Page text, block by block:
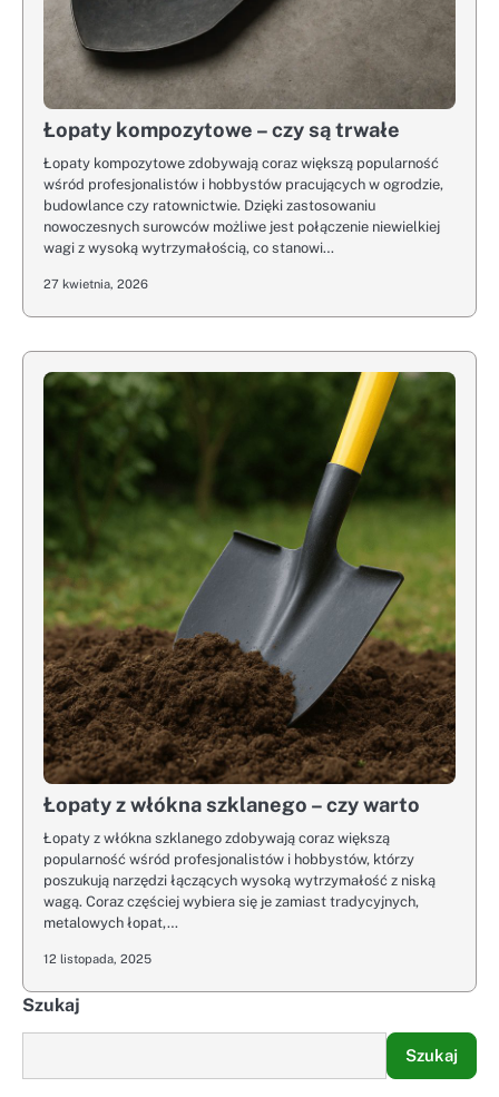
Łopaty kompozytowe – czy są trwałe
Łopaty kompozytowe zdobywają coraz większą popularność
wśród profesjonalistów i hobbystów pracujących w ogrodzie,
budowlance czy ratownictwie. Dzięki zastosowaniu
nowoczesnych surowców możliwe jest połączenie niewielkiej
wagi z wysoką wytrzymałością, co stanowi…
27 kwietnia, 2026
Łopaty z włókna szklanego – czy warto
Łopaty z włókna szklanego zdobywają coraz większą
popularność wśród profesjonalistów i hobbystów, którzy
poszukują narzędzi łączących wysoką wytrzymałość z niską
wagą. Coraz częściej wybiera się je zamiast tradycyjnych,
metalowych łopat,…
12 listopada, 2025
Szukaj
Szukaj